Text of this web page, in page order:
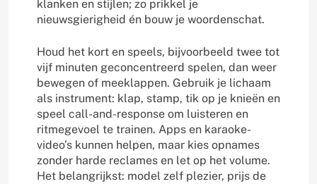
klanken en stijlen; zo prikkel je
nieuwsgierigheid én bouw je woordenschat.
Houd het kort en speels, bijvoorbeeld twee tot
vijf minuten geconcentreerd spelen, dan weer
bewegen of meeklappen. Gebruik je lichaam
als instrument: klap, stamp, tik op je knieën en
speel call-and-response om luisteren en
ritmegevoel te trainen. Apps en karaoke-
video’s kunnen helpen, maar kies opnames
zonder harde reclames en let op het volume.
Het belangrijkst: model zelf plezier, prijs de